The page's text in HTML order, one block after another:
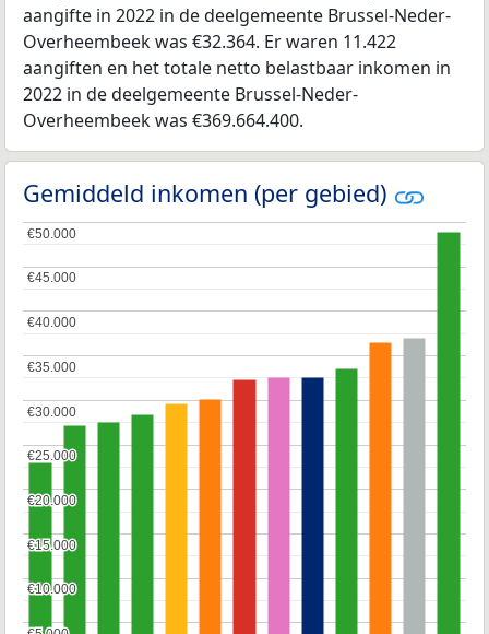
aangifte in 2022 in de deelgemeente Brussel-Neder-
Overheembeek was €32.364. Er waren 11.422
aangiften en het totale netto belastbaar inkomen in
2022 in de deelgemeente Brussel-Neder-
Overheembeek was €369.664.400.
Gemiddeld inkomen (per gebied)
€10.000
€10.000
€15.000
€15.000
€20.000
€20.000
€25.000
€25.000
€30.000
€30.000
€35.000
€35.000
€40.000
€40.000
€45.000
€45.000
€50.000
€50.000